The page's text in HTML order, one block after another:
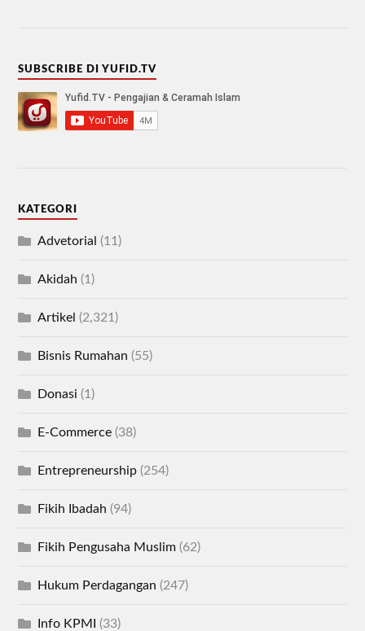
SUBSCRIBE DI YUFID.TV
KATEGORI
Advetorial (11)
Akidah (1)
Artikel (2,321)
Bisnis Rumahan (55)
Donasi (1)
E-Commerce (38)
Entrepreneurship (254)
Fikih Ibadah (94)
Fikih Pengusaha Muslim (62)
Hukum Perdagangan (247)
Info KPMI (33)